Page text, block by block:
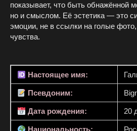
показывает, что быть обнажённой
но и смыслом. Её эстетика — это
эмоции, не в ссылки на голые
чувства.
Настоящее имя:
Псевдоним:
Дата рождения: 20